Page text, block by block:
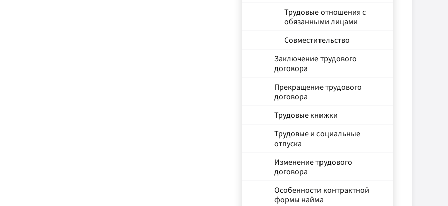
Трудовые отношения с
обязанными лицами
Совместительство
Заключение трудового
договора
Прекращение трудового
договора
Трудовые книжки
Трудовые и социальные
отпуска
Изменение трудового
договора
Особенности контрактной
формы найма